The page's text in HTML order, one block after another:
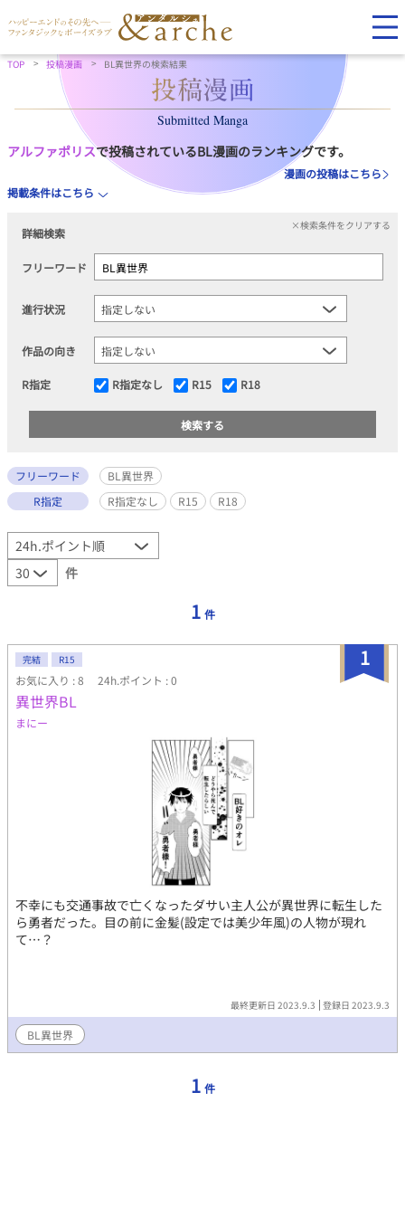
TOP 投稿漫画 BL異世界の検索結果
Submitted Manga
アルファポリスで投稿されているBL漫画のランキングです。
漫画の投稿はこちら
掲載条件はこちら
詳細検索
×検索条件をクリアする
フリーワード
進行状況
作品の向き
R指定 R指定なし R15 R18
フリーワード
BL異世界
R指定
R指定なし R15 R18
件
1 件
1
完結 R15
お気に入り : 8 24h.ポイント : 0
異世界BL
まにー
不幸にも交通事故で亡くなったダサい主人公が異世界に転生した
ら勇者だった。目の前に金髪(設定では美少年風)の人物が現れ
て…？
最終更新日 2023.9.3 登録日 2023.9.3
BL異世界
1 件